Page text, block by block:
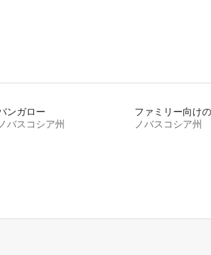
ンガロー
ノバスコシア州
ファミリー向け
ノバスコシア州